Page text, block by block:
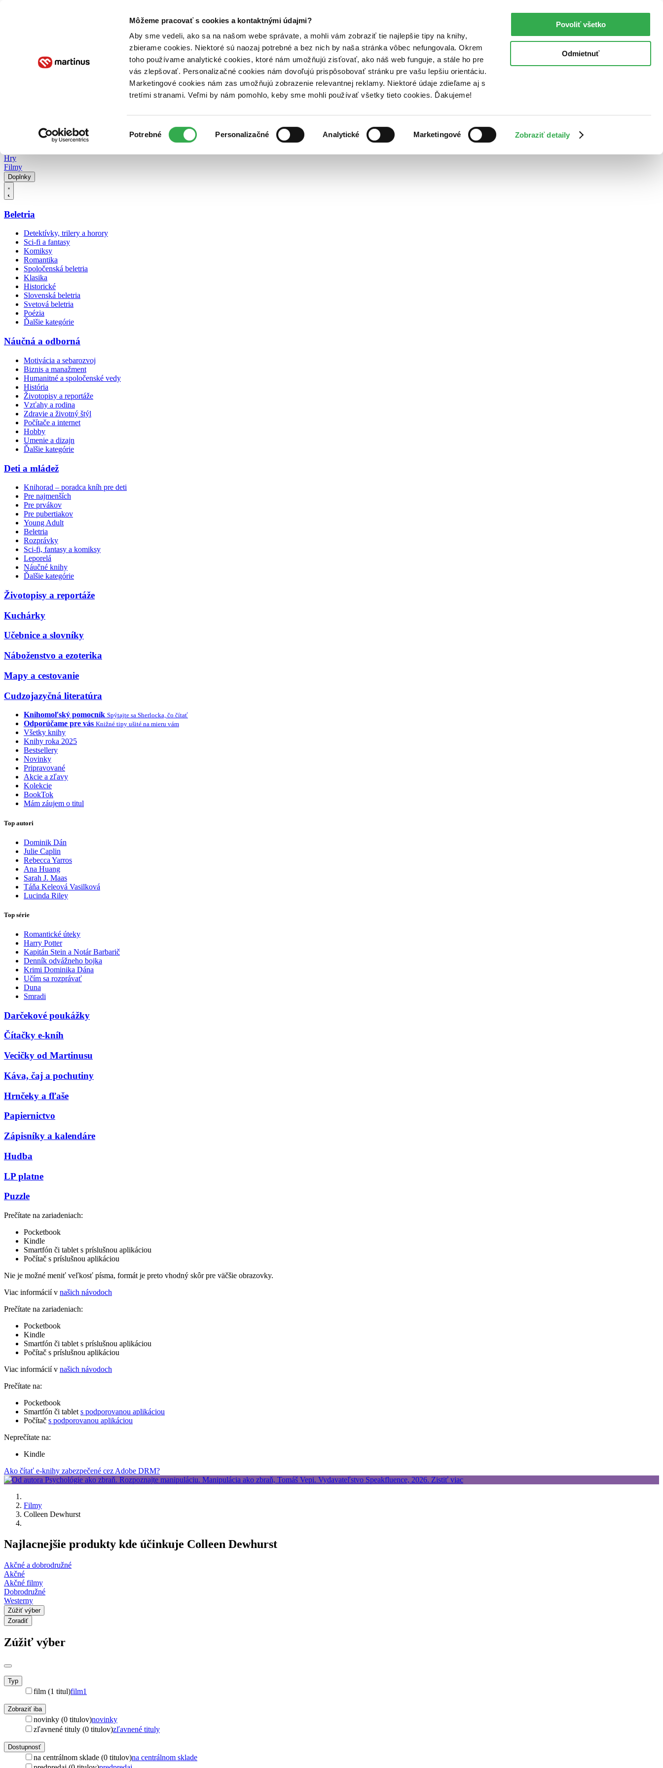
Môžeme pracovať s cookies a kontaktnými údajmi?
Aby sme vedeli, ako sa na našom webe správate, a mohli vám zobraziť tie najlepšie tipy na knihy,
zbierame cookies. Niektoré sú naozaj potrebné a bez nich by naša stránka vôbec nefungovala. Okrem
toho používame analytické cookies, ktoré nám umožňujú zisťovať, ako náš web funguje, a stále ho pre
vás zlepšovať. Personalizačné cookies nám dovoľujú prispôsobovať stránku pre vašu lepšiu orientáciu.
Marketingové cookies nám zas umožňujú zobrazenie relevantnej reklamy. Niektoré údaje zdieľame aj s
tretími stranami. Veľmi by nám pomohlo, keby sme mohli používať všetky tieto cookies. Ďakujeme!
súhlasu
Potrebné Personalizačné Analytické Marketingové Zobraziť detaily
Povoliť všetko
Odmietnuť
Poukážky Kontakt
Hry
Filmy
Doplnky
Beletria
Detektívky, trilery a horory
Sci-fi a fantasy
Komiksy
Romantika
Spoločenská beletria
Klasika
Historické
Slovenská beletria
Svetová beletria
Poézia
Ďalšie kategórie
Náučná a odborná
Motivácia a sebarozvoj
Biznis a manažment
Humanitné a spoločenské vedy
História
Životopisy a reportáže
Vzťahy a rodina
Zdravie a životný štýl
Počítače a internet
Hobby
Umenie a dizajn
Ďalšie kategórie
Deti a mládež
Knihorad – poradca kníh pre deti
Pre najmenších
Pre prvákov
Pre pubertiakov
Young Adult
Beletria
Rozprávky
Sci-fi, fantasy a komiksy
Leporelá
Náučné knihy
Ďalšie kategórie
Životopisy a reportáže
Kuchárky
Učebnice a slovníky
Náboženstvo a ezoterika
Mapy a cestovanie
Cudzojazyčná literatúra
Knihomoľský pomocník Spýtajte sa Sherlocka, čo čítať
Odporúčame pre vás Knižné tipy ušité na mieru vám
Všetky knihy
Knihy roka 2025
Bestsellery
Novinky
Pripravované
Akcie a zľavy
Kolekcie
BookTok
Mám záujem o titul
Top autori
Dominik Dán
Julie Caplin
Rebecca Yarros
Ana Huang
Sarah J. Maas
Táňa Keleová Vasilková
Lucinda Riley
Top série
Romantické úteky
Harry Potter
Kapitán Stein a Notár Barbarič
Denník odvážneho bojka
Krimi Dominika Dána
Učím sa rozprávať
Duna
Smradi
Darčekové poukážky
Čítačky e-kníh
Vecičky od Martinusu
Káva, čaj a pochutiny
Hrnčeky a fľaše
Papiernictvo
Zápisníky a kalendáre
Hudba
LP platne
Puzzle
Prečítate na zariadeniach:
Pocketbook
Kindle
Smartfón či tablet s príslušnou aplikáciou
Počítač s príslušnou aplikáciou
Nie je možné meniť veľkosť písma, formát je preto vhodný skôr pre väčšie obrazovky.
Viac informácií v našich návodoch
Prečítate na zariadeniach:
Pocketbook
Kindle
Smartfón či tablet s príslušnou aplikáciou
Počítač s príslušnou aplikáciou
Viac informácií v našich návodoch
Prečítate na:
Pocketbook
Smartfón či tablet s podporovanou aplikáciou
Počítač s podporovanou aplikáciou
Neprečítate na:
Kindle
Ako čítať e-knihy zabezpečené cez Adobe DRM?
Filmy
Colleen Dewhurst
Najlacnejšie produkty kde účinkuje Colleen Dewhurst
Akčné a dobrodružné
Akčné
Akčné filmy
Dobrodružné
Westerny
Zúžiť výber
Zoradiť
Zúžiť výber
Typ
film (1 titul)film1
Zobraziť iba
novinky (0 titulov)novinky
zľavnené tituly (0 titulov)zľavnené tituly
Dostupnosť
na centrálnom sklade (0 titulov)na centrálnom sklade